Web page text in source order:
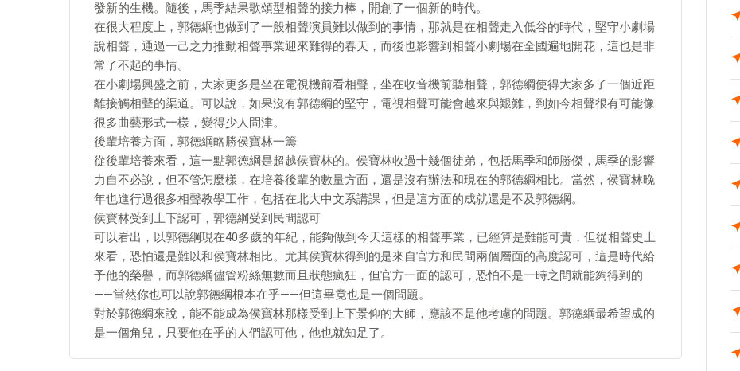
發新的生機。隨後，馬季結果歌頌型相聲的接力棒，開創了一個新的時代。
在很大程度上，郭德綱也做到了一般相聲演員難以做到的事情，那就是在相聲走入低谷的時代，堅守小劇場
說相聲，通過一己之力推動相聲事業迎來難得的春天，而後也影響到相聲小劇場在全國遍地開花，這也是非
常了不起的事情。
在小劇場興盛之前，大家更多是坐在電視機前看相聲，坐在收音機前聽相聲，郭德綱使得大家多了一個近距
離接觸相聲的渠道。可以說，如果沒有郭德綱的堅守，電視相聲可能會越來與艱難，到如今相聲很有可能像
很多曲藝形式一樣，變得少人問津。
後輩培養方面，郭德綱略勝侯寶林一籌
從後輩培養來看，這一點郭德綱是超越侯寶林的。侯寶林收過十幾個徒弟，包括馬季和師勝傑，馬季的影響
力自不必說，但不管怎麼樣，在培養後輩的數量方面，還是沒有辦法和現在的郭德綱相比。當然，侯寶林晚
年也進行過很多相聲教學工作，包括在北大中文系講課，但是這方面的成就還是不及郭德綱。
侯寶林受到上下認可，郭德綱受到民間認可
可以看出，以郭德綱現在40多歲的年紀，能夠做到今天這樣的相聲事業，已經算是難能可貴，但從相聲史上
來看，恐怕還是難以和侯寶林相比。尤其侯寶林得到的是來自官方和民間兩個層面的高度認可，這是時代給
予他的榮譽，而郭德綱儘管粉絲無數而且狀態瘋狂，但官方一面的認可，恐怕不是一時之間就能夠得到的
——當然你也可以說郭德綱根本在乎——但這畢竟也是一個問題。
對於郭德綱來說，能不能成為侯寶林那樣受到上下景仰的大師，應該不是他考慮的問題。郭德綱最希望成的
是一個角兒，只要他在乎的人們認可他，他也就知足了。